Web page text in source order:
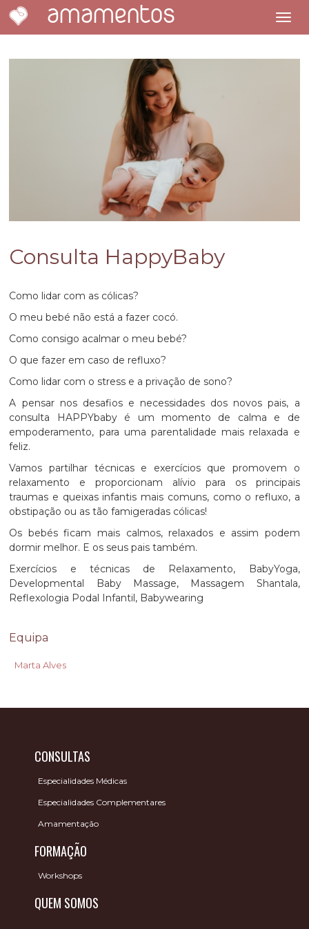
amamentos
Consulta HappyBaby
Como lidar com as cólicas?
O meu bebé não está a fazer cocó.
Como consigo acalmar o meu bebé?
O que fazer em caso de refluxo?
Como lidar com o stress e a privação de sono?
A pensar nos desafios e necessidades dos novos pais, a
consulta HAPPYbaby é um momento de calma e de
empoderamento, para uma parentalidade mais relaxada e
feliz.
Vamos partilhar técnicas e exercícios que promovem o
relaxamento e proporcionam alívio para os principais
traumas e queixas infantis mais comuns, como o refluxo, a
obstipação ou as tão famigeradas cólicas!
Os bebés ficam mais calmos, relaxados e assim podem
dormir melhor. E os seus pais também.
Exercícios e técnicas de Relaxamento, BabyYoga,
Developmental Baby Massage, Massagem Shantala,
Reflexologia Podal Infantil, Babywearing
Equipa
Marta Alves
CONSULTAS
Especialidades Médicas
Especialidades Complementares
Amamentação
FORMAÇÃO
Workshops
QUEM SOMOS